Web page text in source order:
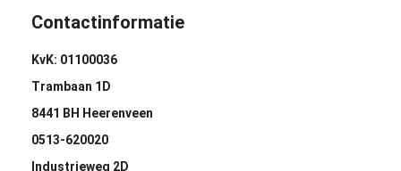
Contactinformatie
KvK: 01100036
Trambaan 1D
8441 BH Heerenveen
0513-620020
Industrieweg 2D